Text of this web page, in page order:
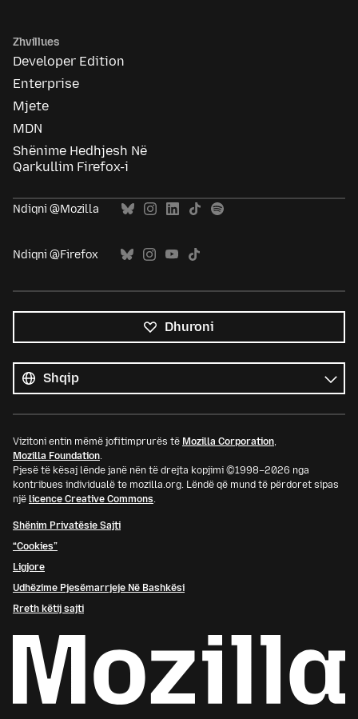
Zhvillues
Developer Edition
Enterprise
Mjete
MDN
Shënime Hedhjesh Në
Qarkullim Firefox-i
Ndiqni @Mozilla
Ndiqni @Firefox
Dhuroni
gjuhët
Gjuhë
Vizitoni entin mëmë jofitimprurës të Mozilla Corporation,
Mozilla Foundation.
Pjesë të kësaj lënde janë nën të drejta kopjimi ©1998–2026 nga
kontribues individualë te mozilla.org. Lëndë që mund të përdoret sipas
një licence Creative Commons.
Shënim Privatësie Sajti
“Cookies”
Ligjore
Udhëzime Pjesëmarrjeje Në Bashkësi
Rreth këtij sajti